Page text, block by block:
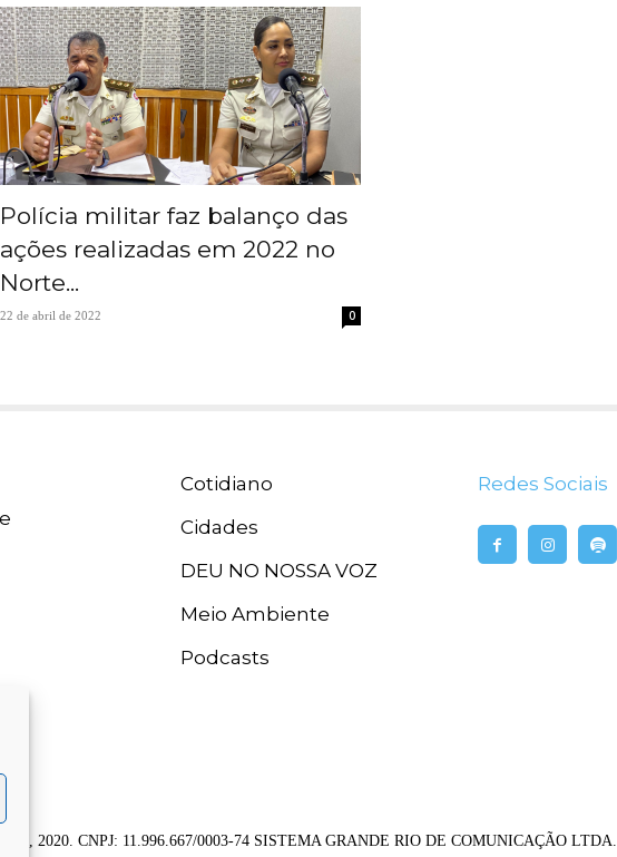
Polícia militar faz balanço das
ações realizadas em 2022 no
Norte...
22 de abril de 2022 0
Cotidiano
Cidades
DEU NO NOSSA VOZ
Meio Ambiente
Podcasts
Redes Sociais
FM, 2020. CNPJ: 11.996.667/0003-74 SISTEMA GRANDE RIO DE COMUNICAÇÃO LTDA.